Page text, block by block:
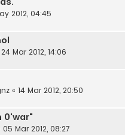
2012, 04:45
24 Mar 2012, 14:06
« 14 Mar 2012, 20:50
0'war"
05 Mar 2012, 08:27